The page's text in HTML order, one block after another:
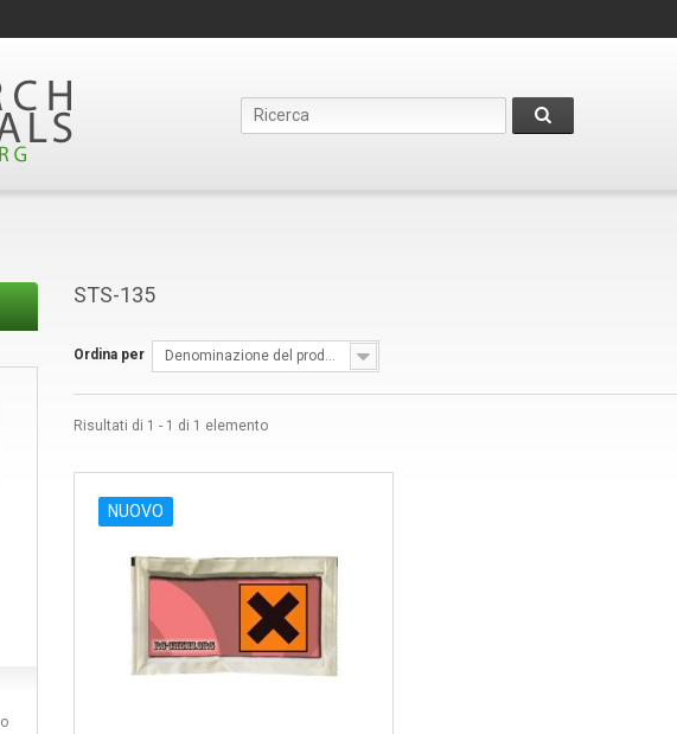
STS-135
Ordina per Denominazione del prodotto: Dalla alla Z
Risultati di 1 - 1 di 1 elemento
NUOVO